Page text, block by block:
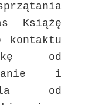
Książę
kontaktu
od
i
od